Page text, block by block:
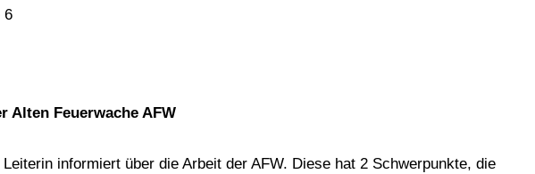
6
Alten Feuerwache AFW
informiert über die Arbeit der AFW. Diese hat 2 Schwerpunkte, die